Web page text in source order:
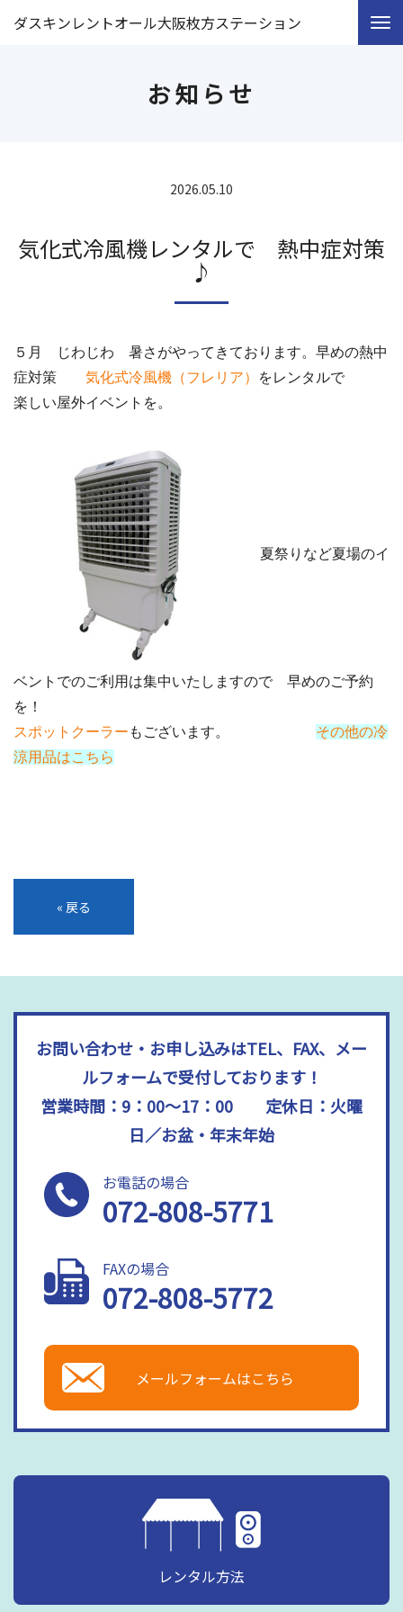
ダスキンレントオール大阪枚方ステーション
お知らせ
2026.05.10
気化式冷風機レンタルで 熱中症対策
♪
５月 じわじわ 暑さがやってきております。早めの熱中
症対策 気化式冷風機（フレリア）
をレンタルで
楽しい屋外イベントを。
夏祭りなど夏場のイ
ベントでのご利用は集中いたしますので 早めのご予約
を！
スポットクーラー もございます。 その他の冷
涼用品はこちら
« 戻る
お問い合わせ・お申し込みはTEL、FAX、メー
ルフォームで受付しております！
営業時間：9：00～17：00 定休日：火曜
日／お盆・年末年始
お電話の場合
072-808-5771
FAXの場合
072-808-5772
メールフォームはこちら
レンタル方法